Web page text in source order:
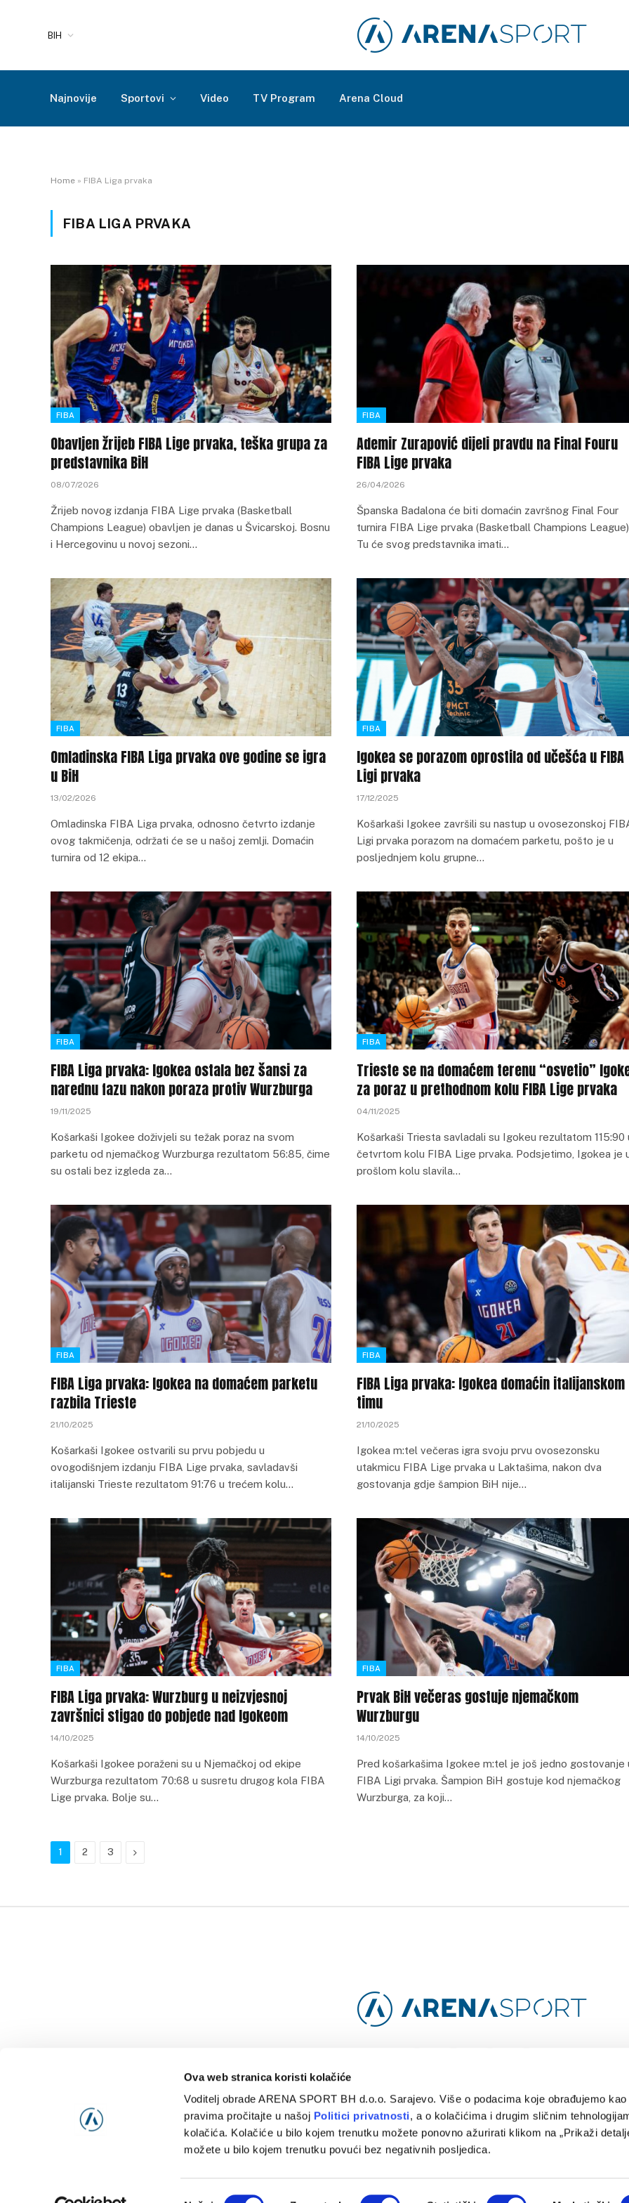
Ova web stranica koristi kolačiće
Voditelj obrade ARENA SPORT BH d.o.o. Sarajevo. Više o podacima koje obrađujemo
pravima pročitajte u našoj Politici privatnosti, a o kolačićima i drugim sličnim
kolačića. Kolačiće u bilo kojem trenutku možete ponovno ažurirati klikom na „Prikaži
možete u bilo kojem trenutku povući bez negativnih posljedica.
BIH
Najnovije Sportovi Video TV Program Arena Cloud
Home » FIBA Liga prvaka
FIBA LIGA PRVAKA
FIBA
Obavljen žrijeb FIBA Lige prvaka, teška grupa za
predstavnika BiH
08/07/2026
Žrijeb novog izdanja FIBA Lige prvaka (Basketball
Champions League) obavljen je danas u Švicarskoj. Bosnu
i Hercegovinu u novoj sezoni…
FIBA
Ademir Zurapović dijeli pravdu na Final Fouru
FIBA Lige prvaka
26/04/2026
Španska Badalona će biti domaćin završnog Final Four
turnira FIBA Lige prvaka (Basketball Champions
Tu će svog predstavnika imati…
FIBA
Omladinska FIBA Liga prvaka ove godine se igra
u BiH
13/02/2026
Omladinska FIBA Liga prvaka, odnosno četvrto izdanje
ovog takmičenja, održati će se u našoj zemlji. Domaćin
turnira od 12 ekipa…
FIBA
Igokea se porazom oprostila od učešća u FIBA
Ligi prvaka
17/12/2025
Košarkaši Igokee završili su nastup u ovosezonskoj
Ligi prvaka porazom na domaćem parketu, pošto je u
posljednjem kolu grupne…
FIBA
FIBA Liga prvaka: Igokea ostala bez šansi za
narednu fazu nakon poraza protiv Wurzburga
19/11/2025
Košarkaši Igokee doživjeli su težak poraz na svom
parketu od njemačkog Wurzburga rezultatom 56:85, čime
su ostali bez izgleda za…
FIBA
Trieste se na domaćem terenu “osvetio”
za poraz u prethodnom kolu FIBA Lige prvaka
04/11/2025
Košarkaši Triesta savladali su Igokeu rezultatom 115:90
četvrtom kolu FIBA Lige prvaka. Podsjetimo, Igokea je
prošlom kolu slavila…
FIBA
FIBA Liga prvaka: Igokea na domaćem parketu
razbila Trieste
21/10/2025
Košarkaši Igokee ostvarili su prvu pobjedu u
ovogodišnjem izdanju FIBA Lige prvaka, savladavši
italijanski Trieste rezultatom 91:76 u trećem kolu…
FIBA
FIBA Liga prvaka: Igokea domaćin italijanskom
timu
21/10/2025
Igokea m:tel večeras igra svoju prvu ovosezonsku
utakmicu FIBA Lige prvaka u Laktašima, nakon dva
gostovanja gdje šampion BiH nije…
FIBA
FIBA Liga prvaka: Wurzburg u neizvjesnoj
završnici stigao do pobjede nad Igokeom
14/10/2025
Košarkaši Igokee poraženi su u Njemačkoj od ekipe
Wurzburga rezultatom 70:68 u susretu drugog kola FIBA
Lige prvaka. Bolje su…
FIBA
Prvak BiH večeras gostuje njemačkom
Wurzburgu
14/10/2025
Pred košarkašima Igokee m:tel je još jedno gostovanje
FIBA Ligi prvaka. Šampion BiH gostuje kod njemačkog
Wurzburga, za koji…
1 2 3 Next
NAJNOVIJE POLITIKA PRIVATNOSTI
© 2024 Arena Sport. Designed by